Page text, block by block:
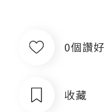
0個讚好
收藏